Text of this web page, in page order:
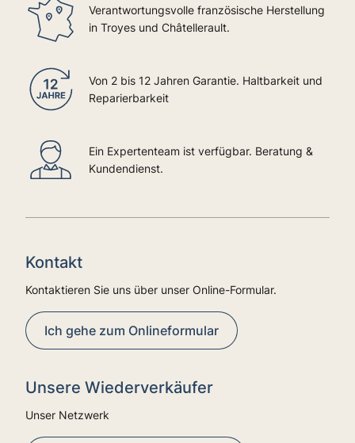
Verantwortungsvolle französische Herstellung
in Troyes und Châtellerault.
Von 2 bis 12 Jahren Garantie. Haltbarkeit und
Reparierbarkeit
Ein Expertenteam ist verfügbar. Beratung &
Kundendienst.
Kontakt
Kontaktieren Sie uns über unser Online-Formular.
Ich gehe zum Onlineformular
Unsere Wiederverkäufer
Unser Netzwerk